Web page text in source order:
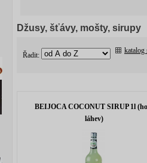
Džusy, šťávy, mošty, sirupy
Řadit:
katalog
BEIJOCA COCONUT SIRUP 1l
láhev)